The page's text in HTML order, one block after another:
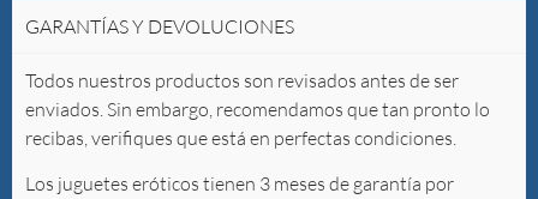
GARANTÍAS Y DEVOLUCIONES
Todos nuestros productos son revisados antes de ser
enviados. Sin embargo, recomendamos que tan pronto lo
recibas, verifiques que está en perfectas condiciones.
Los juguetes eróticos tienen 3 meses de garantía por